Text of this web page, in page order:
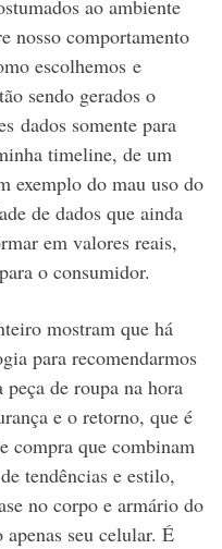
ao ambiente
nosso comportamento
escolhemos e
sendo gerados o
dados somente para
timeline, de um
exemplo do mau uso do
de dados que ainda
em valores reais,
o consumidor.
mostram que há
para recomendarmos
de roupa na hora
e o retorno, que é
compra que combinam
tendências e estilo,
no corpo e armário do
seu celular. É